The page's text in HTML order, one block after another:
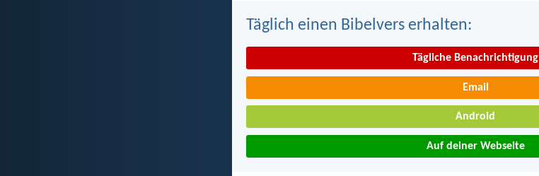
Täglich einen Bibelvers erhalten:
Tägliche Benachrichtigung
Email
Android
Auf deiner Webseite